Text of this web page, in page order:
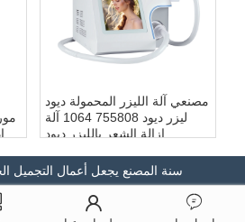
مصنعي آلة الليزر المحمولة ديود
ليزر ديود 755808 1064 آلة
إزالة الشعر بالليزر ديود
18 سنة المصنع يجعل أعمال